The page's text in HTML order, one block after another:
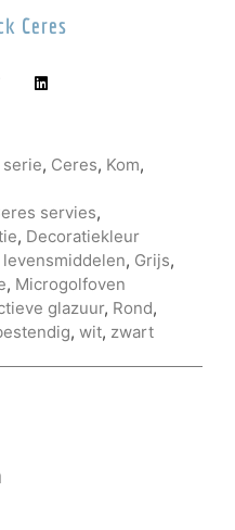
Ceres
serie, Ceres, Kom,
servies,
, Decoratiekleur
, Grijs,
, Microgolfoven
glazuur, Rond,
, wit, zwart